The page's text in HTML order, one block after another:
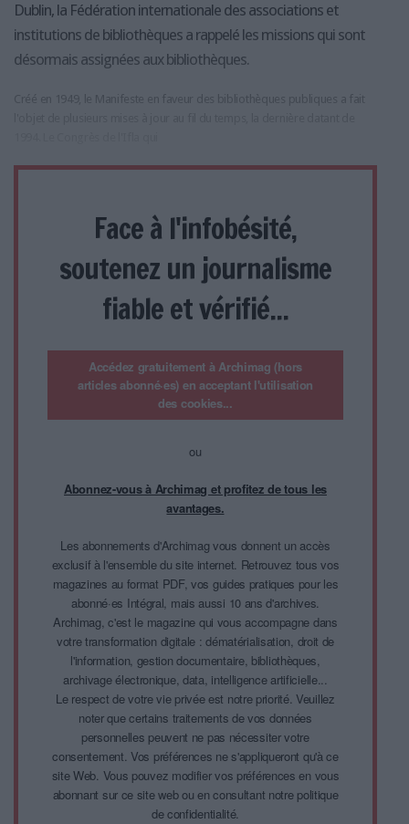
Dublin, la Fédération internationale des associations et
institutions de bibliothèques a rappelé les missions qui sont
désormais assignées aux bibliothèques.
Créé en 1949, le Manifeste en faveur des bibliothèques publiques a fait
Face à l'infobésité,
soutenez un journalisme
fiable et vérifié...
Accédez gratuitement à Archimag (hors
articles abonné·es) en acceptant l'utilisation
des cookies...
ou
Abonnez-vous à Archimag et profitez de tous les
avantages.
Les abonnements d'Archimag vous donnent un accès
exclusif à l'ensemble du site internet. Retrouvez tous vos
magazines au format PDF, vos guides pratiques pour les
abonné·es Intégral, mais aussi 10 ans d'archives.
Archimag, c'est le magazine qui vous accompagne dans
votre transformation digitale : dématérialisation, droit de
l'information, gestion documentaire, bibliothèques,
archivage électronique, data, intelligence artificielle...
Le respect de votre vie privée est notre priorité. Veuillez
noter que certains traitements de vos données
personnelles peuvent ne pas nécessiter votre
consentement. Vos préférences ne s'appliqueront qu'à ce
site Web. Vous pouvez modifier vos préférences en vous
abonnant sur ce site web ou en consultant notre politique
de confidentialité.